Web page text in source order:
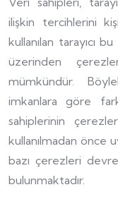
ilişkin tercihlerini
kullanılan tarayıcı
üzerinden
mümkündür.
imkanlara göre
sahiplerinin
kullanılmadan önce
bazı çerezleri
bulunmaktadır.